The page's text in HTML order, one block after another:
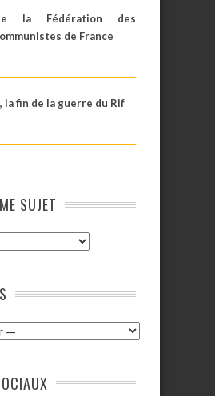
la Fédération des
de France
la fin de la guerre du Rif
SUJET